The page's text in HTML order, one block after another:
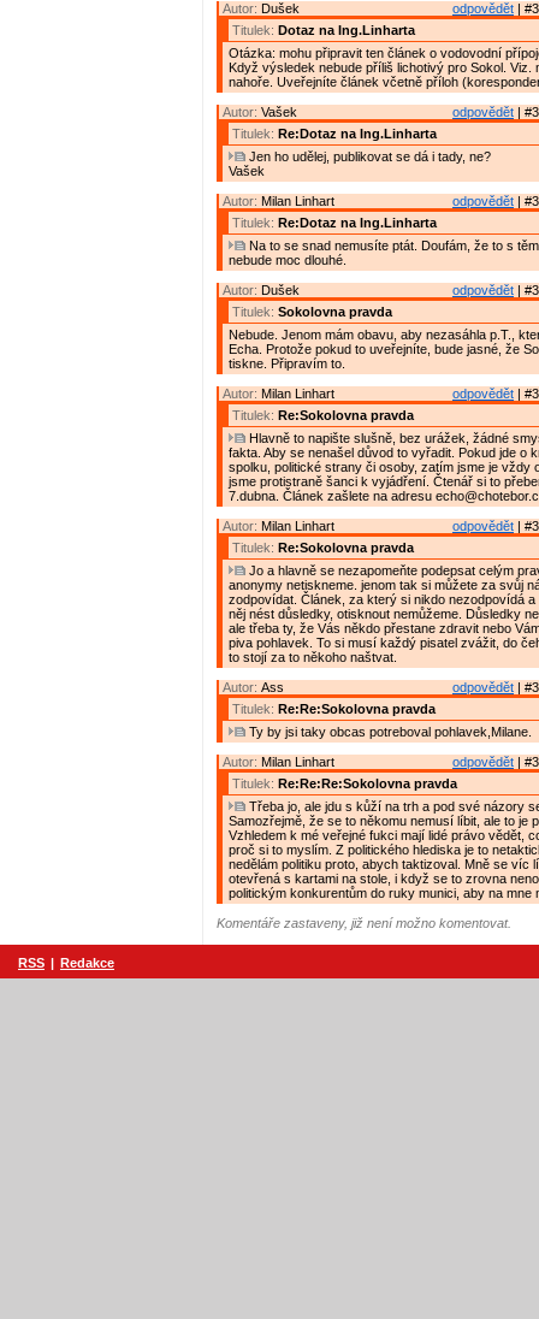
odpovědět |
Autor: Dušek
Titulek: Dotaz na Ing.Linharta
Otázka: mohu připravit ten článek o vodovodní
Když výsledek nebude příliš lichotivý pro Sokol. Viz.
nahoře. Uveřejníte článek včetně příloh
odpovědět |
Autor: Vašek
Titulek: Re:Dotaz na Ing.Linharta
Jen ho udělej, publikovat se dá i tady, ne?
Vašek
odpovědět |
Autor: Milan Linhart
Titulek: Re:Dotaz na Ing.Linharta
Na to se snad nemusíte ptát. Doufám, že to s
nebude moc dlouhé.
odpovědět |
Autor: Dušek
Titulek: Sokolovna pravda
Nebude. Jenom mám obavu, aby nezasáhla p.T.,
Echa. Protože pokud to uveřejníte, bude jasné, že
tiskne. Připravím to.
odpovědět |
Autor: Milan Linhart
Titulek: Re:Sokolovna pravda
Hlavně to napište slušně, bez urážek, žádné
fakta. Aby se nenašel důvod to vyřadit. Pokud jde o
spolku, politické strany či osoby, zatím jsme je vždy
jsme protistraně šanci k vyjádření. Čtenář si to
7.dubna. Článek zašlete na adresu
odpovědět |
Autor: Milan Linhart
Titulek: Re:Sokolovna pravda
Jo a hlavně se nezapomeňte podepsat celým
anonymy netiskneme. jenom tak si můžete za svůj
zodpovídat. Článek, za který si nikdo nezodpovídá
něj nést důsledky, otisknout nemůžeme. Důsledky
ale třeba ty, že Vás někdo přestane zdravit nebo
piva pohlavek. To si musí každý pisatel zvážit, do
to stojí za to někoho naštvat.
odpovědět |
Autor: Ass
Titulek: Re:Re:Sokolovna pravda
Ty by jsi taky obcas potreboval pohlavek,Milane.
odpovědět |
Autor: Milan Linhart
Titulek: Re:Re:Re:Sokolovna pravda
Třeba jo, ale jdu s kůží na trh a pod své názory
Samozřejmě, že se to někomu nemusí líbit, ale to je
Vzhledem k mé veřejné fukci mají lidé právo vědět,
proč si to myslím. Z politického hlediska je to
nedělám politiku proto, abych taktizoval. Mně se víc
otevřená s kartami na stole, i když se to zrovna
politickým konkurentům do ruky munici, aby na mne
Komentáře zastaveny, již není možno komentovat.
RSS | Redakce